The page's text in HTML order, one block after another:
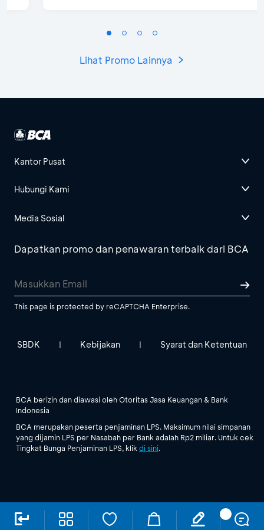
Lihat Promo Lainnya
Kantor Pusat
Hubungi Kami
Media Sosial
Dapatkan promo dan penawaran terbaik dari BCA
This page is protected by reCAPTCHA Enterprise.
SBDK | Kebijakan | Syarat dan Ketentuan
BCA berizin dan diawasi oleh Otoritas Jasa Keuangan & Bank
Indonesia
BCA merupakan peserta penjaminan LPS. Maksimum nilai simpanan
yang dijamin LPS per Nasabah per Bank adalah Rp2 miliar. Untuk cek
Tingkat Bunga Penjaminan LPS, klik di sini.